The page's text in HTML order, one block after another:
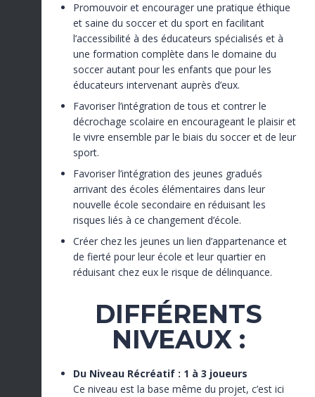
Promouvoir et encourager une pratique éthique
et saine du soccer et du sport en facilitant
l’accessibilité à des éducateurs spécialisés et à
une formation complète dans le domaine du
soccer autant pour les enfants que pour les
éducateurs intervenant auprès d’eux.
Favoriser l’intégration de tous et contrer le
décrochage scolaire en encourageant le plaisir et
le vivre ensemble par le biais du soccer et de leur
sport.
Favoriser l’intégration des jeunes gradués
arrivant des écoles élémentaires dans leur
nouvelle école secondaire en réduisant les
risques liés à ce changement d’école.
Créer chez les jeunes un lien d’appartenance et
de fierté pour leur école et leur quartier en
réduisant chez eux le risque de délinquance.
DIFFÉRENTS
NIVEAUX :
Du Niveau Récréatif : 1 à 3 joueurs
Ce niveau est la base même du projet, c’est ici